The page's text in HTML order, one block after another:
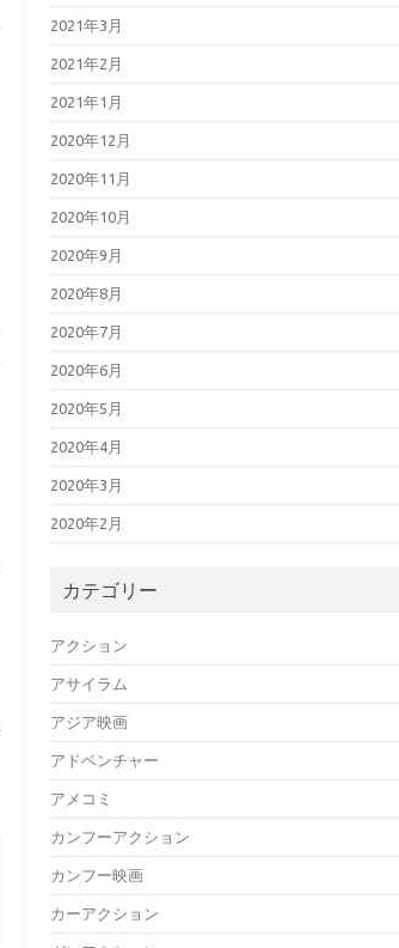
2021年3月
2021年2月
2021年1月
2020年12月
2020年11月
2020年10月
2020年9月
2020年8月
2020年7月
2020年6月
2020年5月
2020年4月
2020年3月
2020年2月
カテゴリー
アクション
アサイラム
アジア映画
アドベンチャー
アメコミ
カンフーアクション
カンフー映画
カーアクション